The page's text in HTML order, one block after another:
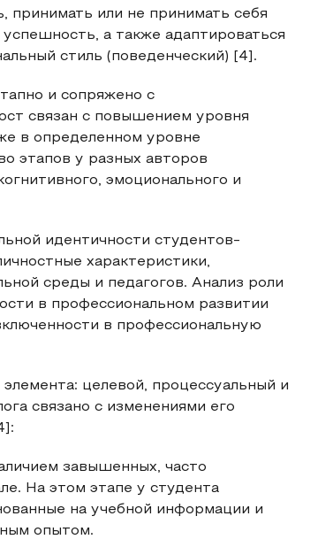
принимать или не принимать себя
а также адаптироваться
стиль (поведенческий) [4].
и сопряжено с
связан с повышением уровня
в определенном уровне
этапов у разных авторов
эмоционального и
идентичности студентов-
характеристики,
среды и педагогов. Анализ роли
в профессиональном развитии
в профессиональную
целевой, процессуальный и
связано с изменениями его
завышенных, часто
На этом этапе у студента
на учебной информации и
опытом.